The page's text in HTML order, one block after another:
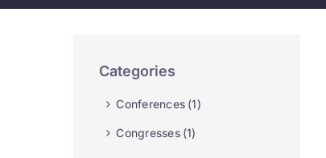
Categories
Conferences (1)
Congresses (1)